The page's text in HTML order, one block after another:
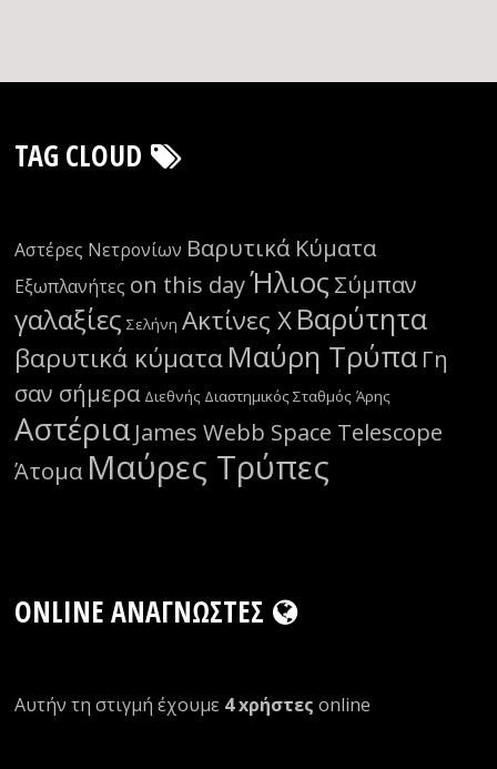
TAG CLOUD
Αστέρες Νετρονίων Βαρυτικά Κύματα
Εξωπλανήτες on this dayΉλιος Σύμπαν
γαλαξίες Σελήνη Ακτίνες ΧΒαρύτητα
βαρυτικά κύματαΜαύρη Τρύπα Γη
σαν σήμερα Διεθνής Διαστημικός Σταθμός Άρης
Αστέρια James Webb Space Telescope
Άτομα Μαύρες Τρύπες
ONLINE ΑΝΑΓΝΏΣΤΕΣ
Αυτήν τη στιγμή έχουμε 4 xρήστες οnline